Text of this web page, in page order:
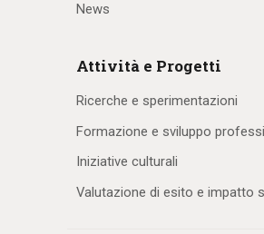
News
Attività e Progetti
Ricerche e sperimentazioni
Formazione e sviluppo
Iniziative culturali
Valutazione di esito e impatto